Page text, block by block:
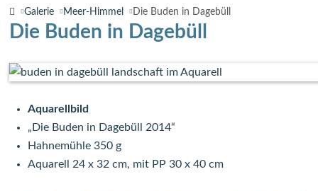
Galerie Meer-Himmel Die Buden in Dagebüll
Die Buden in Dagebüll
Aquarellbild
„Die Buden in Dagebüll 2014“
Hahnemühle 350 g
Aquarell 24 x 32 cm, mit PP 30 x 40 cm